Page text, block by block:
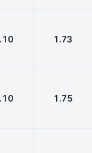
1.73
1.75